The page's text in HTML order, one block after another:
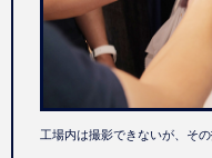
工場内は撮影できないが、そ